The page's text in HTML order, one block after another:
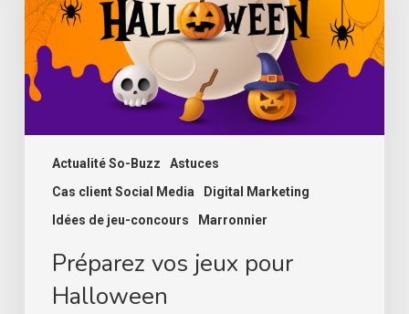
Actualité So-Buzz
Astuces
Cas client Social Media
Digital Marketing
Idées de jeu-concours
Marronnier
Préparez vos jeux pour
Halloween